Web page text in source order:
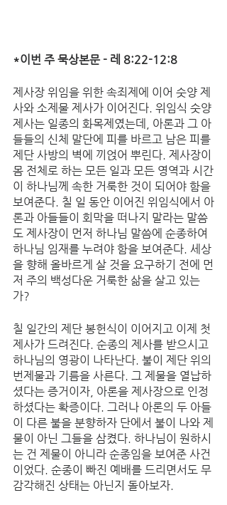
*이번 주 묵상본문 - 레 8:22-12:8
제사장 위임을 위한 속죄제에 이어 숫양 제
사와 소제물 제사가 이어진다. 위임식 숫양
제사는 일종의 화목제였는데, 아론과 그 아
들들의 신체 말단에 피를 바르고 남은 피를
제단 사방의 벽에 끼얹어 뿌린다. 제사장이
몸 전체로 하는 모든 일과 모든 영역과 시간
이 하나님께 속한 거룩한 것이 되어야 함을
보여준다. 칠 일 동안 이어진 위임식에서 아
론과 아들들이 회막을 떠나지 말라는 말씀
도 제사장이 먼저 하나님 말씀에 순종하여
하나님 임재를 누려야 함을 보여준다. 세상
을 향해 올바르게 살 것을 요구하기 전에 먼
저 주의 백성다운 거룩한 삶을 살고 있는
가?
칠 일간의 제단 봉헌식이 이어지고 이제 첫
제사가 드려진다. 순종의 제사를 받으시고
하나님의 영광이 나타난다. 불이 제단 위의
번제물과 기름을 사른다. 그 제물을 열납하
셨다는 증거이자, 아론을 제사장으로 인정
하셨다는 확증이다. 그러나 아론의 두 아들
이 다른 불을 분향하자 단에서 불이 나와 제
물이 아닌 그들을 삼켰다. 하나님이 원하시
는 건 제물이 아니라 순종임을 보여준 사건
이었다. 순종이 빠진 예배를 드리면서도 무
감각해진 상태는 아닌지 돌아보자.